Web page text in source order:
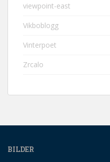
viewpoint-east
Vikboblogg
Vinterpoet
Zrcalo
BILDER